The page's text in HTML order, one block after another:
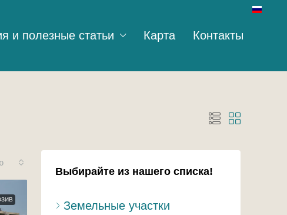
и полезные статьи Карта Контакты
Выбирайте из нашего списка!
Земельные участки